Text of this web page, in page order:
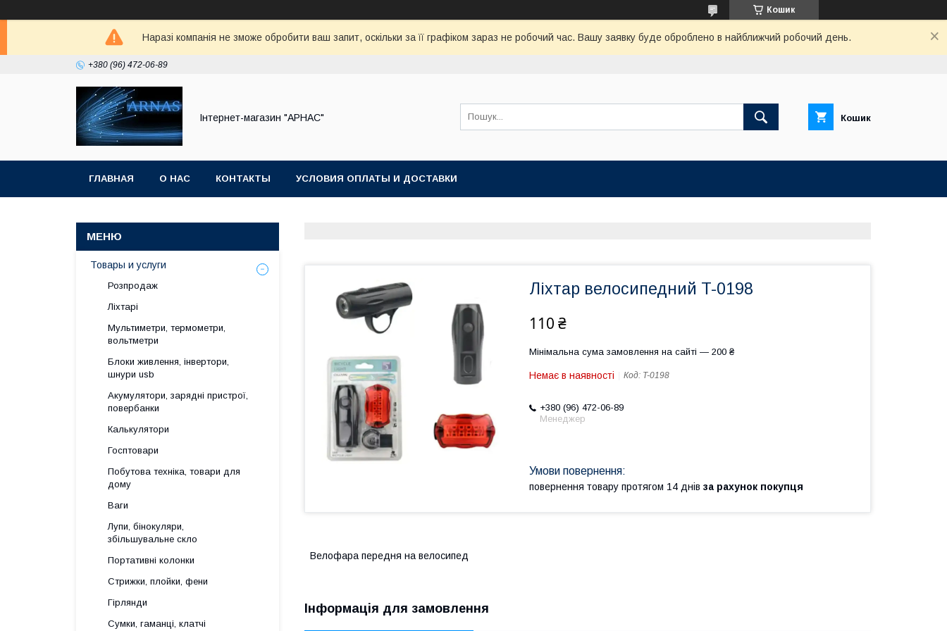
Кошик
Наразі компанія не зможе обробити ваш запит, оскільки за її графіком зараз не робочий час. Вашу заявку буде оброблено в найближчий робочий день.
+380 (96) 472-06-89
Інтернет-магазин "АРНАС" Кошик
ГЛАВНАЯ О НАС КОНТАКТЫ УСЛОВИЯ ОПЛАТЫ И ДОСТАВКИ
Ліхтар велосипедний T-0198
110 ₴
Мінімальна сума замовлення на сайті — 200 ₴
Немає в наявності Код: T-0198
+380 (96) 472-06-89
Менеджер
повернення товару протягом 14 днів за рахунок покупця
Велофара передня на велосипед
Інформація для замовлення
Товары и услуги
Розпродаж
Ліхтарі
Мультиметри, термометри,
вольтметри
Блоки живлення, інвертори,
шнури usb
Акумулятори, зарядні пристрої,
повербанки
Калькулятори
Госптовари
Побутова техніка, товари для
дому
Ваги
Лупи, бінокуляри,
збільшувальне скло
Портативні колонки
Стрижки, плойки, фени
Гірлянди
Сумки, гаманці, клатчі